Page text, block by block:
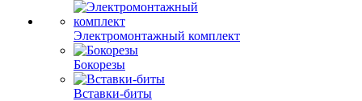
Электромонтажный комплект
Бокорезы
Вставки-биты